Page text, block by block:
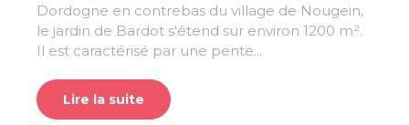
Dordogne en contrebas du village de Nougein,
le jardin de Bardot s'étend sur environ 1200 m².
Il est caractérisé par une pente...
Lire la suite